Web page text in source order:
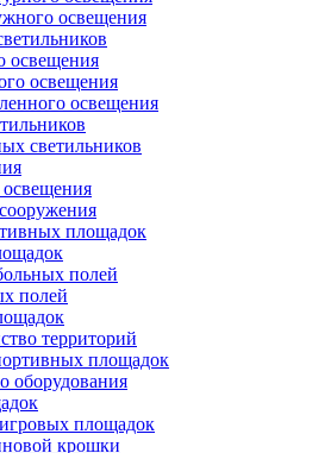
освещения
освещения
освещения
освещения
светильников
освещения
площадок
полей
полей
территорий
площадок
оборудования
площадок
крошки